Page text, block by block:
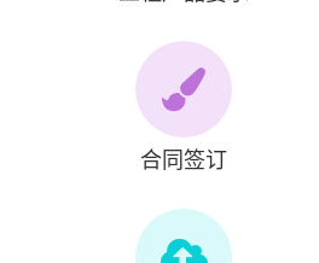
合同签订